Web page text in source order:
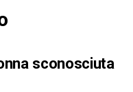
sconosciuta